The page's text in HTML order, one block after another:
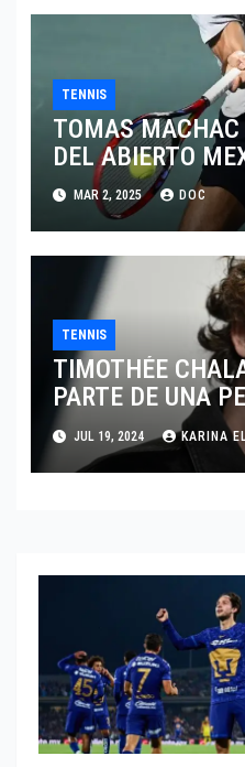
TENNIS
TOMAS
DEL ABIERTO
MAR 2, 2025 DOC
TENNIS
TIMOTHÉE
PARTE DE UNA
ADENTRADA EN
PING PONG
JUL 19, 2024 KARINA